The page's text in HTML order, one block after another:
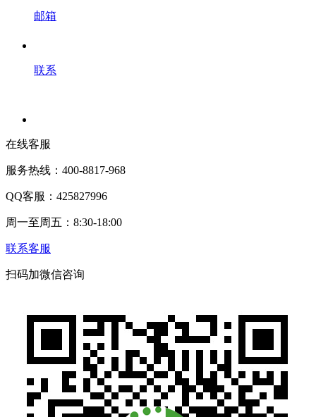
邮箱
联系
在线客服
服务热线：400-8817-968
QQ客服：425827996
周一至周五：8:30-18:00
联系客服
扫码加微信咨询